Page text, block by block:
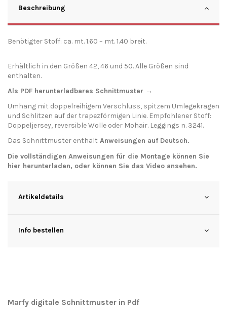
Beschreibung
Benötigter Stoff: ca. mt. 1.60 – mt. 1.40 breit.
Erhältlich in den Größen 42, 46 und 50. Alle Größen sind
enthalten.
Als PDF herunterladbares Schnittmuster →
Umhang mit doppelreihigem Verschluss, spitzem Umlegekragen
und Schlitzen auf der trapezförmigen Linie. Empfohlener Stoff:
Doppeljersey, reversible Wolle oder Mohair. Leggings n. 3241.
Das Schnittmuster enthält Anweisungen auf Deutsch.
Die vollständigen Anweisungen für die Montage können Sie
hier herunterladen, oder können Sie das Video ansehen.
Artikeldetails
Info bestellen
Marfy digitale Schnittmuster in Pdf